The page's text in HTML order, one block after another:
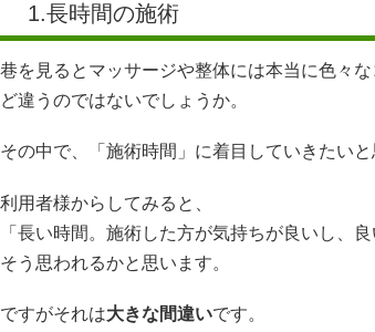
1.長時間の施術
巷を見るとマッサージや整体には本当に色々
ど違うのではないでしょうか。
その中で、「施術時間」に着目していきたいと
利用者様からしてみると、
「長い時間。施術した方が気持ちが良いし、良
そう思われるかと思います。
ですがそれは大きな間違いです。